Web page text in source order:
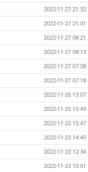
2022-11-27 21:32
2022-11-27 21:01
2022-11-27 08:21
2022-11-27 08:13
2022-11-27 07:28
2022-11-27 07:18
2022-11-26 13:07
2022-11-25 15:49
2022-11-25 15:47
2022-11-23 14:45
2022-11-23 12:34
2022-11-23 10:01